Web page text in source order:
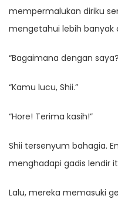
mempermalukan diriku
mengetahui lebih banyak
“Bagaimana dengan
“Kamu lucu, Shii.”
“Hore! Terima kasih!”
Shii tersenyum bahagia.
menghadapi gadis lendir
Lalu, mereka memasuki